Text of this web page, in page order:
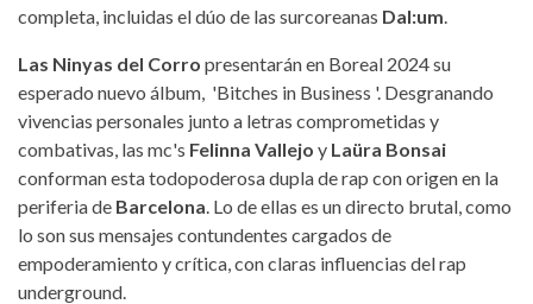
completa, incluidas el dúo de las surcoreanas Dal:um.
Las Ninyas del Corro presentarán en Boreal 2024 su
esperado nuevo álbum, 'Bitches in Business '. Desgranando
vivencias personales junto a letras comprometidas y
combativas, las mc's Felinna Vallejo y Laüra Bonsai
conforman esta todopoderosa dupla de rap con origen en la
periferia de Barcelona. Lo de ellas es un directo brutal, como
lo son sus mensajes contundentes cargados de
empoderamiento y crítica, con claras influencias del rap
underground.